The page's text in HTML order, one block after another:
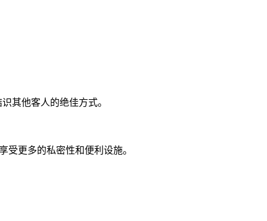
识其他客人的绝佳方式。
受更多的私密性和便利设施。